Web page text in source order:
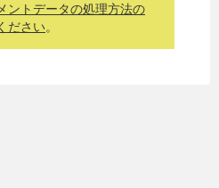
ントデータの処理方法の
ださい。